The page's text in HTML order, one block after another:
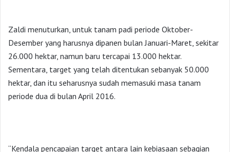
Zaldi menuturkan, untuk tanam padi periode Oktober-
Desember yang harusnya dipanen bulan Januari-Maret, sekitar
26.000 hektar, namun baru tercapai 13.000 hektar.
Sementara, target yang telah ditentukan sebanyak 50.000
hektar, dan itu seharusnya sudah memasuki masa tanam
periode dua di bulan April 2016.
“Kendala pencapaian target antara lain kebiasaan sebagian